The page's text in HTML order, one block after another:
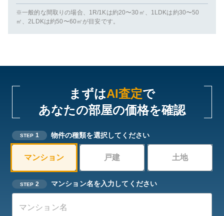
※一般的な間取りの場合、1R/1Kは約20〜30㎡、1LDKは約30〜50
㎡、2LDKは約50〜60㎡が目安です。
まずはAI査定で
あなたの部屋の価格を確認
STEP 1 物件の種類を選択してください
マンション 戸建 土地
STEP 2 マンション名を入力してください